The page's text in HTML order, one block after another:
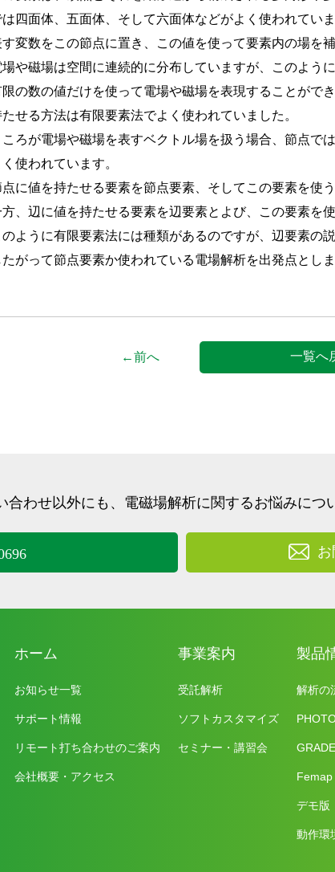
は四面体、五面体、そして六面体などがよく使われてい
す変数をこの節点に置き、この値を使って要素内の場を補
場や磁場は空間に連続的に分布していますが、このよう
限の数の値だけを使って電場や磁場を表現することがで
たせる方法は有限要素法でよく使われていました。
ころが電場や磁場を表すベクトル場を扱う場合、節点で
く使われています。
点に値を持たせる要素を節点要素、そしてこの要素を使
方、辺に値を持たせる要素を辺要素とよび、この要素を
のように有限要素法には種類があるのですが、辺要素の
たがって節点要素か使われている電場解析を出発点としま
←前へ 一覧へ
わせ以外にも、 電磁場解析に関するお悩みにつ
ホーム
お知らせ一覧
サポート情報
リモート打ち合わせのご案内
会社概要・アクセス
事業案内
受託解析
ソフトカスタマイズ
セミナー・講習会
製品
解析の
GRADE
Femap
デモ版
動作環